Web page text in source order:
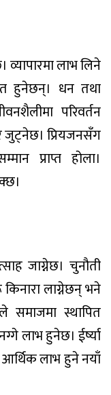
लाभ लिने
हुनेछन्। धन तथा
परिवर्तन
जुट्नेछ। प्रियजनसँग
प्राप्त होला।
जाग्नेछ। चुनौती
लाग्नेछन् भने
समाजमा स्थापित
लाभ हुनेछ। ईर्ष्या
लाभ हुने नयाँ